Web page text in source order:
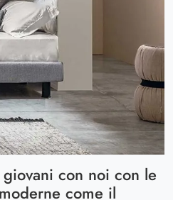
con noi con le
come il